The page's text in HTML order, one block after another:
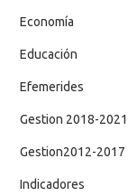
Economía
Educación
Efemerides
Gestion 2018-2021
Gestion2012-2017
Indicadores